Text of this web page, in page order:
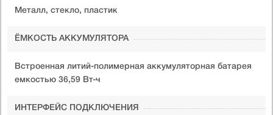
Металл, стекло, пластик
ЁМКОСТЬ АККУМУЛЯТОРА
Встроенная литий-полимерная аккумуляторная батарея
емкостью 36,59 Вт-ч
ИНТЕРФЕЙС ПОДКЛЮЧЕНИЯ